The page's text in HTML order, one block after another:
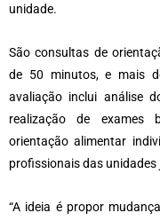
unidade.
São consultas de
de 50 minutos, e mais
avaliação inclui análise
realização de exames
orientação alimentar
profissionais das
“A ideia é propor